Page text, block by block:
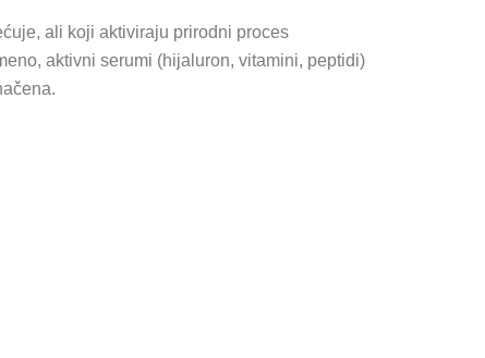
ali koji aktiviraju prirodni proces
aktivni serumi (hijaluron, vitamini, peptidi)